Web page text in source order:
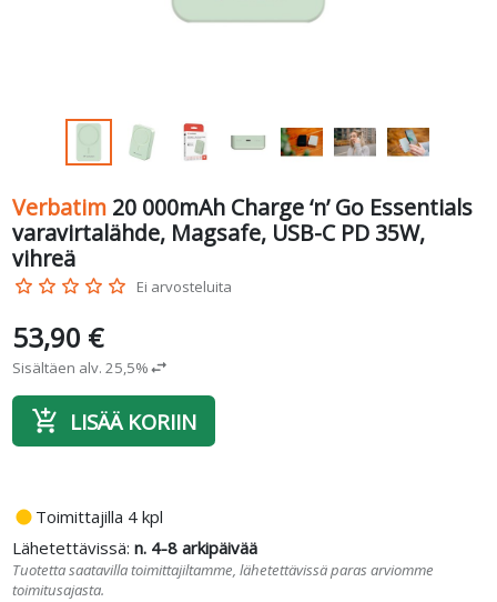
Verbatim 20 000mAh Charge ‘n’ Go Essentials
varavirtalähde, Magsafe, USB-C PD 35W,
vihreä
star_border star_border star_border star_border star_border Ei arvosteluita
53,90 €
Sisältäen alv. 25,5%swap_horiz
add_shopping_cart LISÄÄ KORIIN
fiber_manual_record Toimittajilla 4 kpl
Lähetettävissä:n. 4-8 arkipäivää
Tuotetta saatavilla toimittajiltamme, lähetettävissä paras arviomme
toimitusajasta.